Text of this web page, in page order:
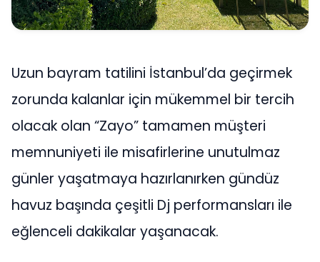
Uzun bayram tatilini İstanbul’da geçirmek
zorunda kalanlar için mükemmel bir tercih
olacak olan “Zayo” tamamen müşteri
memnuniyeti ile misafirlerine unutulmaz
günler yaşatmaya hazırlanırken gündüz
havuz başında çeşitli Dj performansları ile
eğlenceli dakikalar yaşanacak.